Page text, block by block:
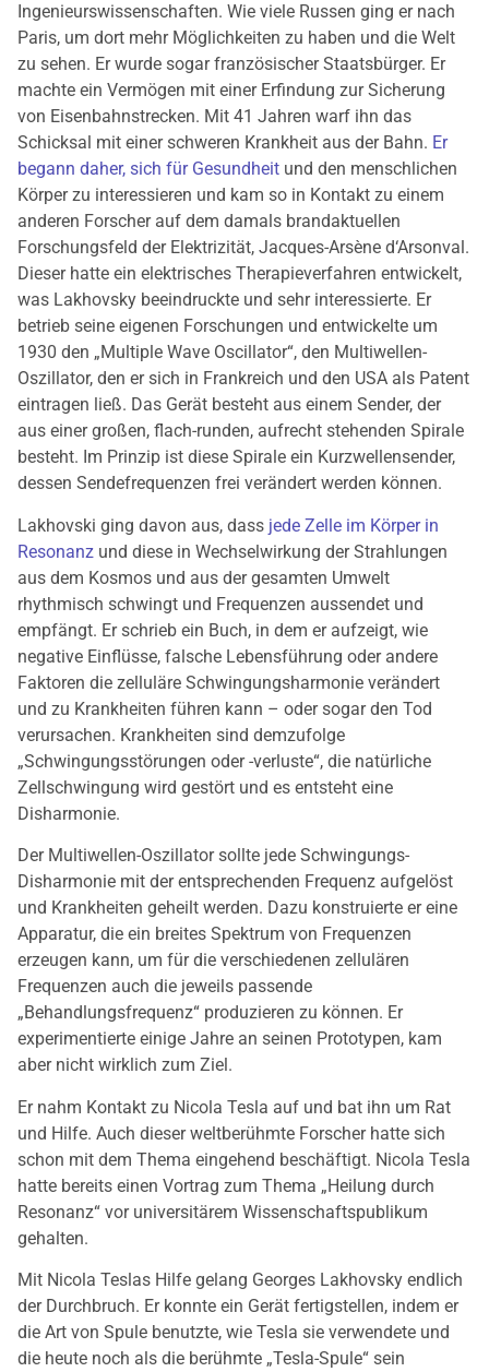
Ingenieurswissenschaften. Wie viele Russen ging er nach
Paris, um dort mehr Möglichkeiten zu haben und die Welt
zu sehen. Er wurde sogar französischer Staatsbürger. Er
machte ein Vermögen mit einer Erfindung zur Sicherung
von Eisenbahnstrecken. Mit 41 Jahren warf ihn das
Schicksal mit einer schweren Krankheit aus der Bahn. Er
begann daher, sich für Gesundheit und den menschlichen
Körper zu interessieren und kam so in Kontakt zu einem
anderen Forscher auf dem damals brandaktuellen
Forschungsfeld der Elektrizität, Jacques-Arsène d‘Arsonval.
Dieser hatte ein elektrisches Therapieverfahren entwickelt,
was Lakhovsky beeindruckte und sehr interessierte. Er
betrieb seine eigenen Forschungen und entwickelte um
1930 den „Multiple Wave Oscillator“, den Multiwellen-
Oszillator, den er sich in Frankreich und den USA als Patent
eintragen ließ. Das Gerät besteht aus einem Sender, der
aus einer großen, flach-runden, aufrecht stehenden Spirale
besteht. Im Prinzip ist diese Spirale ein Kurzwellensender,
dessen Sendefrequenzen frei verändert werden können.
Lakhovski ging davon aus, dass jede Zelle im Körper in
Resonanz und diese in Wechselwirkung der Strahlungen
aus dem Kosmos und aus der gesamten Umwelt
rhythmisch schwingt und Frequenzen aussendet und
empfängt. Er schrieb ein Buch, in dem er aufzeigt, wie
negative Einflüsse, falsche Lebensführung oder andere
Faktoren die zelluläre Schwingungsharmonie verändert
und zu Krankheiten führen kann – oder sogar den Tod
verursachen. Krankheiten sind demzufolge
„Schwingungsstörungen oder -verluste“, die natürliche
Zellschwingung wird gestört und es entsteht eine
Disharmonie.
Der Multiwellen-Oszillator sollte jede Schwingungs-
Disharmonie mit der entsprechenden Frequenz aufgelöst
und Krankheiten geheilt werden. Dazu konstruierte er eine
Apparatur, die ein breites Spektrum von Frequenzen
erzeugen kann, um für die verschiedenen zellulären
Frequenzen auch die jeweils passende
„Behandlungsfrequenz“ produzieren zu können. Er
experimentierte einige Jahre an seinen Prototypen, kam
aber nicht wirklich zum Ziel.
Er nahm Kontakt zu Nicola Tesla auf und bat ihn um Rat
und Hilfe. Auch dieser weltberühmte Forscher hatte sich
schon mit dem Thema eingehend beschäftigt. Nicola Tesla
hatte bereits einen Vortrag zum Thema „Heilung durch
Resonanz“ vor universitärem Wissenschaftspublikum
gehalten.
Mit Nicola Teslas Hilfe gelang Georges Lakhovsky endlich
der Durchbruch. Er konnte ein Gerät fertigstellen, indem er
die Art von Spule benutzte, wie Tesla sie verwendete und
die heute noch als die berühmte „Tesla-Spule“ sein